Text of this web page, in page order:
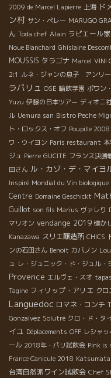
2009 de Marcel Lapierre 上海 ド
ン村 サン・ペレー MARUGO
ん Toda chef Alain ラピエール家
Noue Blanchard Ghislaine
MOUSSIS タラゴナ Marcel VINI
2:1 ルネ・ジャンの息子 アンリ
ラパリュ OSE 輪飲学園 ポワン
Yuzu 伊藤の日本ツアー ディオニ
ル Uemura san Bistro Peche
ト・ロックス・オフ Poupille 2008
ワ・ウイヨン Paris restaurant
ジュ Pierre GUCITE フランス決勝
田さん ル・カゾ・デ・マイヨ
Inspiré Mondial du Vin biologique
Centre Domaine Geschickt
Guillot son fils Marius ヴァレり
マリオン vendange 2019 懐か
Kanazawa スリエ醸造所 CHICS
ンの石田さん Benoit カバノン
ュ レ・ジュニック・ド・ジュル・
Provence エルヴェ・スオ
Tagine フィリップ・アリエ ク
Languedoc ロマネ・コンチ
Gonzalvez Solutré クロ・ド・タ
イユ Déplacements OFF レシャ
ール 2018年・パリ試飲会 Pink is
France Canicule 2018
台湾自然派ワイン試飲会 Chef